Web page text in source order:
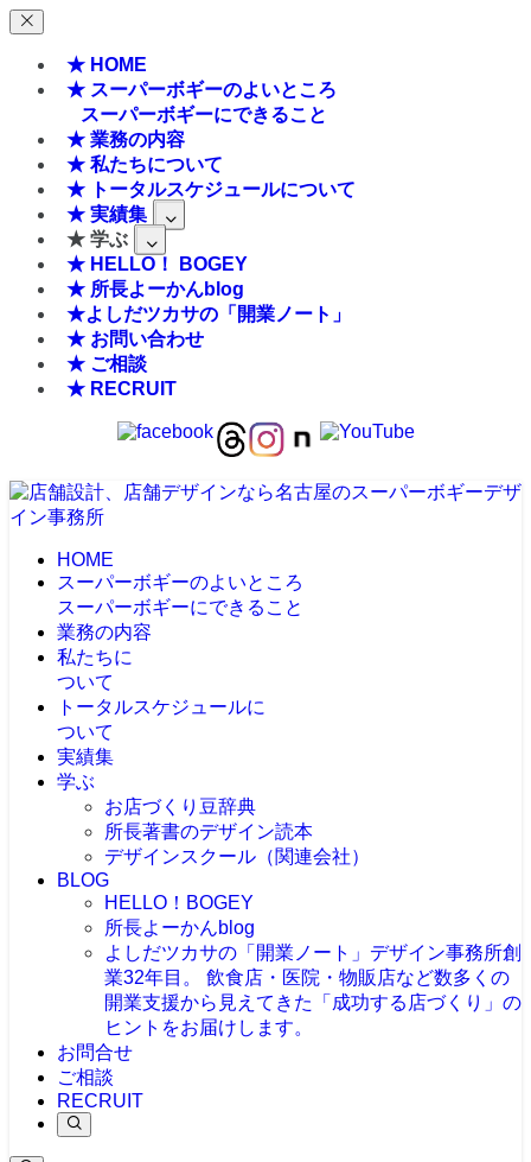
★ HOME
★ スーパーボギーのよいところ
スーパーボギーにできること
★ 業務の内容
★ 私たちについて
★ トータルスケジュールについて
★ 実績集
★ 学ぶ
★ HELLO！ BOGEY
★ 所長よーかんblog
★よしだツカサの「開業ノート」
★ お問い合わせ
★ ご相談
★ RECRUIT
HOME
スーパーボギーのよいところ
スーパーボギーにできること
業務の内容
私たちに
ついて
トータルスケジュールに
ついて
実績集
学ぶ
お店づくり豆辞典
所長著書のデザイン読本
デザインスクール（関連会社）
BLOG
HELLO！BOGEY
所長よーかんblog
よしだツカサの「開業ノート」 デザイン事務所創
業32年目。 飲食店・医院・物販店など数多くの
開業支援から見えてきた「成功する店づくり」の
ヒントをお届けします。
お問合せ
ご相談
RECRUIT